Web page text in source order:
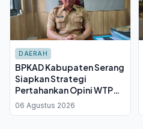
DAERAH
BPKAD Kabupaten Serang
Siapkan Strategi
Pertahankan Opini WTP
ke-16 pada 2027, Fokus
Kurangi Temuan Audit
06 Agustus 2026